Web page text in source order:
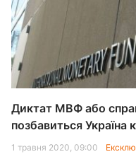
Диктат МВФ або
позбавиться Україна
1 травня 2020, 09:00